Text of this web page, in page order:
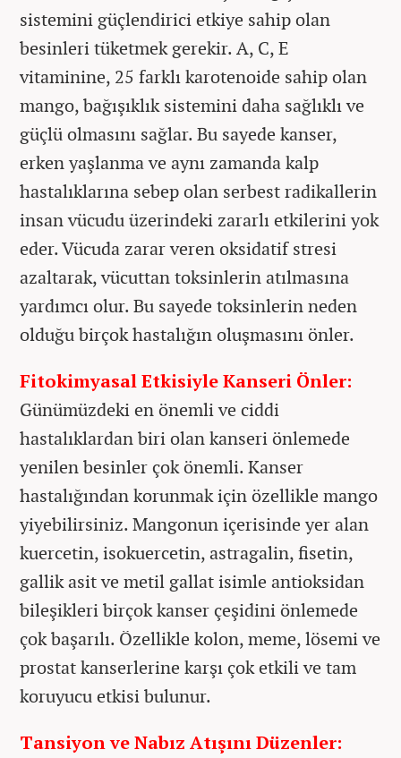
sistemini güçlendirici etkiye sahip olan
besinleri tüketmek gerekir. A, C, E
vitaminine, 25 farklı karotenoide sahip olan
mango, bağışıklık sistemini daha sağlıklı ve
güçlü olmasını sağlar. Bu sayede kanser,
erken yaşlanma ve aynı zamanda kalp
hastalıklarına sebep olan serbest radikallerin
insan vücudu üzerindeki zararlı etkilerini yok
eder. Vücuda zarar veren oksidatif stresi
azaltarak, vücuttan toksinlerin atılmasına
yardımcı olur. Bu sayede toksinlerin neden
olduğu birçok hastalığın oluşmasını önler.
Fitokimyasal Etkisiyle Kanseri Önler:
Günümüzdeki en önemli ve ciddi
hastalıklardan biri olan kanseri önlemede
yenilen besinler çok önemli. Kanser
hastalığından korunmak için özellikle mango
yiyebilirsiniz. Mangonun içerisinde yer alan
kuercetin, isokuercetin, astragalin, fisetin,
gallik asit ve metil gallat isimle antioksidan
bileşikleri birçok kanser çeşidini önlemede
çok başarılı. Özellikle kolon, meme, lösemi ve
prostat kanserlerine karşı çok etkili ve tam
koruyucu etkisi bulunur.
Tansiyon ve Nabız Atışını Düzenler: